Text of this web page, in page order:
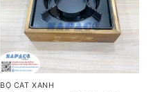
+
BỘ CÁT XANH